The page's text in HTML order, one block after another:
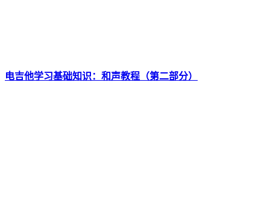
电吉他学习基础知识：和声教程（第二部分）